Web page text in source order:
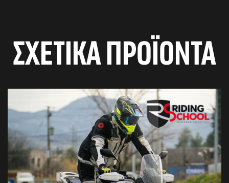
ΣΧΕΤΙΚΆ ΠΡΟΪΌΝΤΑ
στο